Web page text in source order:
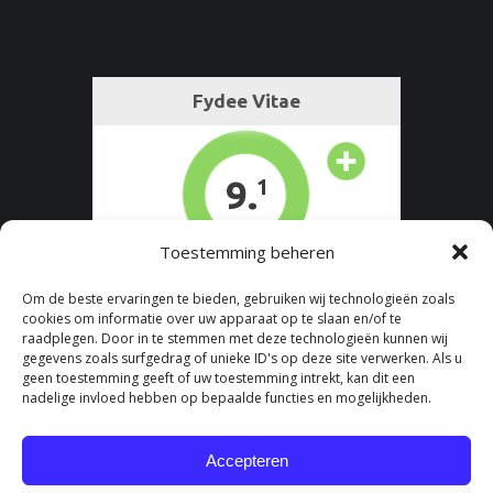
Toestemming beheren
Om de beste ervaringen te bieden, gebruiken wij technologieën zoals
cookies om informatie over uw apparaat op te slaan en/of te
raadplegen. Door in te stemmen met deze technologieën kunnen wij
gegevens zoals surfgedrag of unieke ID's op deze site verwerken. Als u
geen toestemming geeft of uw toestemming intrekt, kan dit een
nadelige invloed hebben op bepaalde functies en mogelijkheden.
Accepteren